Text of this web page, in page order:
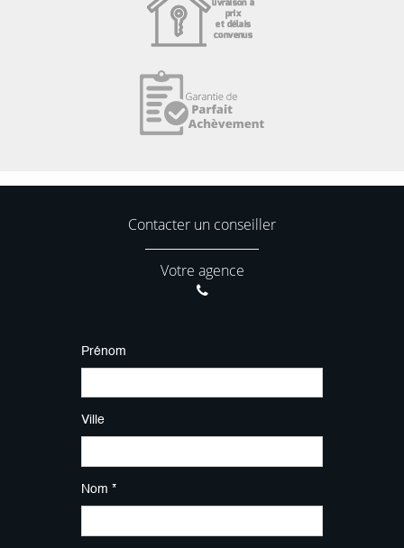
Contacter un conseiller
Votre agence
Prénom
Ville
Nom *